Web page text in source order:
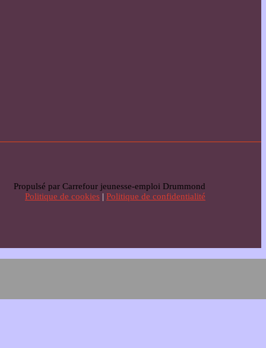
Propulsé par Carrefour jeunesse-emploi Drummond
Politique de cookies | Politique de confidentialité